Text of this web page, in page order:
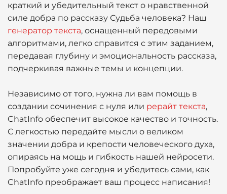
краткий и убедительный текст о нравственной
силе добра по рассказу Судьба человека? Наш
генератор текста, оснащенный передовыми
алгоритмами, легко справится с этим заданием,
передавая глубину и эмоциональность рассказа,
подчеркивая важные темы и концепции.
Независимо от того, нужна ли вам помощь в
создании сочинения с нуля или рерайт текста,
ChatInfo обеспечит высокое качество и точность.
С легкостью передайте мысли о великом
значении добра и крепости человеческого духа,
опираясь на мощь и гибкость нашей нейросети.
Попробуйте уже сегодня и убедитесь сами, как
ChatInfo преображает ваш процесс написания!